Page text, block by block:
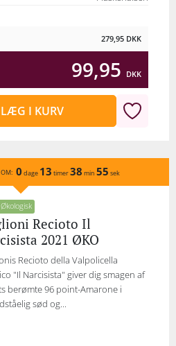
279,95 DKK
99,95 DKK
LÆG I KURV
0 dage 13 timer38 min 55 sek
Økologisk
Recioto Il
2021 ØKO
Recioto della Valpolicella
"Il Narcisista" giver dig smagen af
berømte 96 point-Amarone i
sød og...